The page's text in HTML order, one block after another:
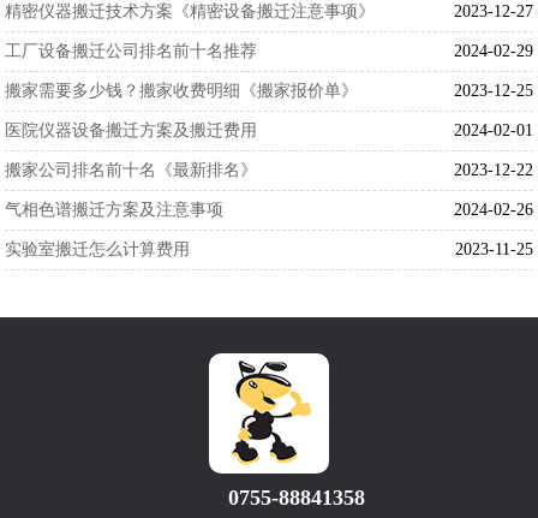
2023-12-27
精密仪器搬迁技术方案《精密设备搬迁注意事项》
2024-02-29
工厂设备搬迁公司排名前十名推荐
2023-12-25
搬家需要多少钱？搬家收费明细《搬家报价单》
2024-02-01
医院仪器设备搬迁方案及搬迁费用
2023-12-22
搬家公司排名前十名《最新排名》
2024-02-26
气相色谱搬迁方案及注意事项
2023-11-25
实验室搬迁怎么计算费用
0755-88841358